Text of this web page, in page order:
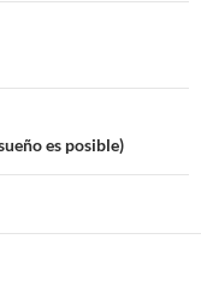
es posible)